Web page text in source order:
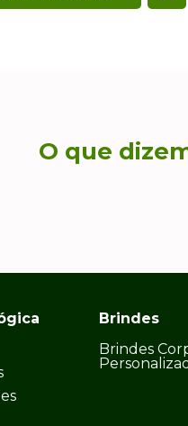
O que
Brindes
Brindes